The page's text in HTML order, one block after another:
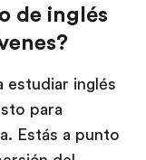
de inglés
estudiar inglés
para
Estás a punto